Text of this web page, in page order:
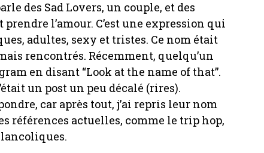
des Sad Lovers, un couple, et des
l’amour. C’est une expression qui
adultes, sexy et tristes. Ce nom était
rencontrés. Récemment, quelqu’un
en disant “Look at the name of that”.
un post un peu décalé (rires).
car après tout, j’ai repris leur nom
références actuelles, comme le trip hop,